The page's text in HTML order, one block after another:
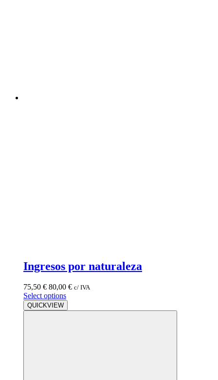
Ingresos por naturaleza
75,50 € 80,00 € c/ IVA
Select options
QUICKVIEW